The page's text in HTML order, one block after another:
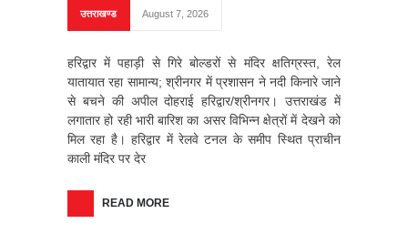
उत्तराखण्ड August 7, 2026
हरिद्वार में पहाड़ी से गिरे बोल्डरों से मंदिर क्षतिग्रस्त, रेल
यातायात रहा सामान्य; श्रीनगर में प्रशासन ने नदी किनारे जाने
से बचने की अपील दोहराई हरिद्वार/श्रीनगर। उत्तराखंड में
लगातार हो रही भारी बारिश का असर विभिन्न क्षेत्रों में देखने को
मिल रहा है। हरिद्वार में रेलवे टनल के समीप स्थित प्राचीन
काली मंदिर पर देर
READ MORE